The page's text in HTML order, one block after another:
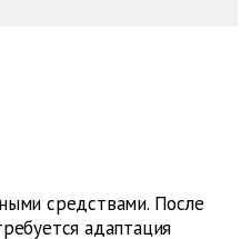
средствами. После
адаптация